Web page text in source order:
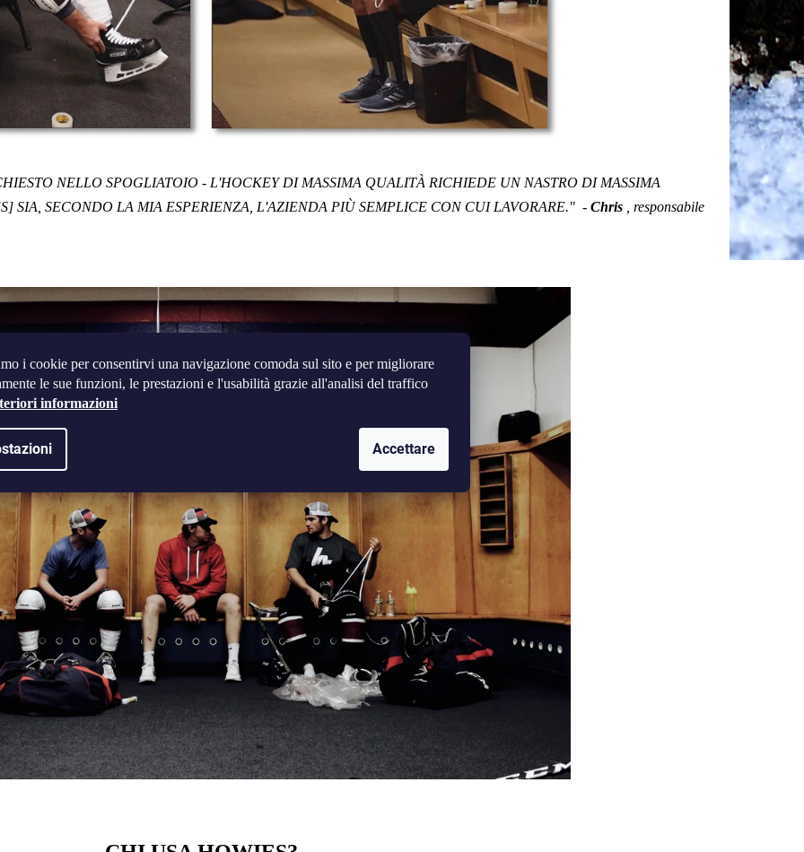
i cookie per consentirvi una navigazione comoda sul sito e per migliorare
le sue funzioni, le prestazioni e l'usabilità grazie all'analisi del traffico
informazioni
Accettare
NELLO SPOGLIATOIO - L'HOCKEY DI MASSIMA QUALITÀ RICHIEDE UN NASTRO DI MASSIMA
SIA, SECONDO LA MIA ESPERIENZA, L'AZIENDA PIÙ SEMPLICE CON CUI LAVORARE." - Chris , responsabile